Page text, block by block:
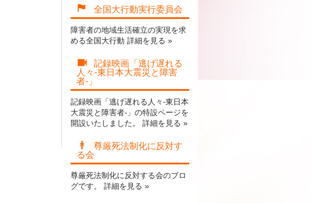
全国大行動実行委員会
障害者の地域生活確立の実現を求
める全国大行動 詳細を見る »
記録映画「逃げ遅れる
人々-東日本大震災と障害
者-」
記録映画「逃げ遅れる人々-東日本
大震災と障害者-」の特設ページを
開設いたしました。 詳細を見る »
尊厳死法制化に反対す
る会
尊厳死法制化に反対する会のブロ
グです。 詳細を見る »